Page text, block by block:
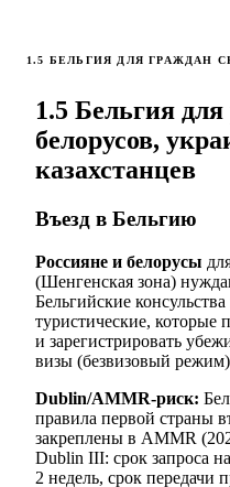
1.5 БЕЛЬГИЯ ДЛЯ ГРАЖДАН
1.5 Бельгия для
белорусов,
казахстанцев
Въезд в Бельгию
Россияне и белорусы
(Шенгенская зона)
Бельгийские
туристические, которые
и зарегистрировать
визы (безвизовый
Dublin/AMMR-риск:
правила первой страны
закреплены в AMMR
Dublin III: срок запроса
2 недель, срок передачи